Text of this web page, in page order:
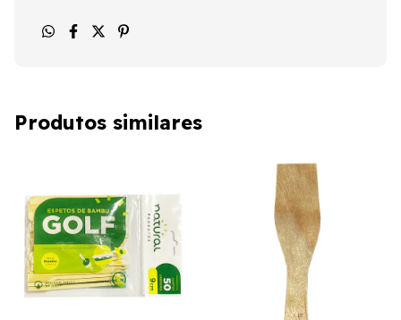
Produtos similares